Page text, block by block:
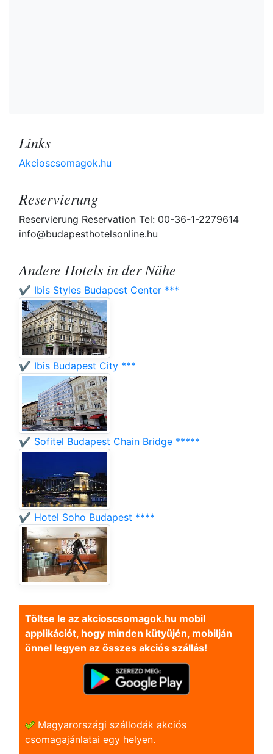
Links
Akcioscsomagok.hu
Reservierung
Reservierung Reservation Tel: 00-36-1-2279614
info@budapesthotelsonline.hu
Andere Hotels in der Nähe
✔️ Ibis Styles Budapest Center ***
✔️ Ibis Budapest City ***
✔️ Sofitel Budapest Chain Bridge *****
✔️ Hotel Soho Budapest ****
Töltse le az akcioscsomagok.hu mobil
applikációt, hogy minden kütyüjén, mobilján
önnel legyen az összes akciós szállás!
Magyarországi szállodák akciós
csomagajánlatai egy helyen.